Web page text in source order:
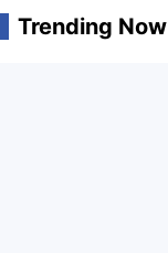
Trending Now